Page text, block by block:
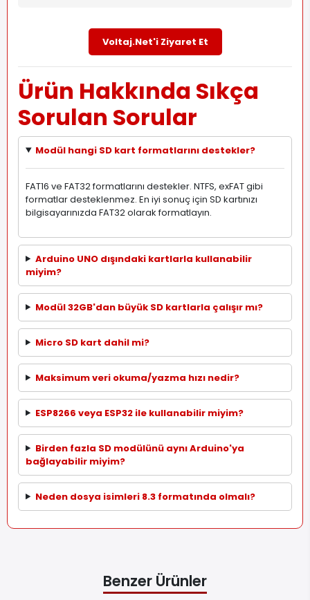
Voltaj.Net'i Ziyaret Et
Ürün Hakkında Sıkça
Sorulan Sorular
Modül hangi SD kart formatlarını destekler?
FAT16 ve FAT32 formatlarını destekler. NTFS, exFAT gibi
formatlar desteklenmez. En iyi sonuç için SD kartınızı
bilgisayarınızda FAT32 olarak formatlayın.
Arduino UNO dışındaki kartlarla kullanabilir
miyim?
Modül 32GB'dan büyük SD kartlarla çalışır mı?
Micro SD kart dahil mi?
Maksimum veri okuma/yazma hızı nedir?
ESP8266 veya ESP32 ile kullanabilir miyim?
Birden fazla SD modülünü aynı Arduino'ya
bağlayabilir miyim?
Neden dosya isimleri 8.3 formatında olmalı?
Benzer Ürünler